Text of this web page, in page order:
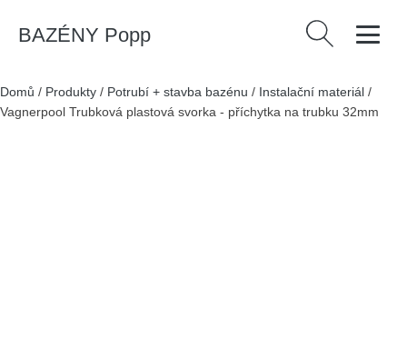
BAZÉNY Popp Vyhledávání
Domů / Produkty / Potrubí + stavba bazénu / Instalační materiál /
Vagnerpool Trubková plastová svorka - příchytka na trubku 32mm